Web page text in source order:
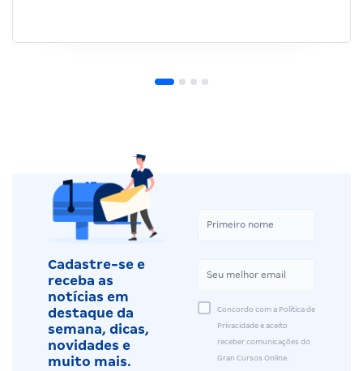
Cadastre-se e
receba as
notícias em
destaque da
semana, dicas,
novidades e
muito mais.
Concordo com a Política de
Privacidade e aceito
receber comunicações do
Gran Cursos Online.